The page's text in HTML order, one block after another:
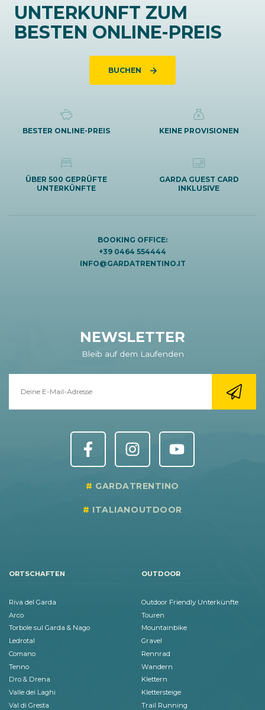
UNTERKUNFT ZUM
BESTEN ONLINE-PREIS
BUCHEN
BESTER ONLINE-PREIS KEINE PROVISIONEN
ÜBER 500 GEPRÜFTE
UNTERKÜNFTE
GARDA GUEST CARD
INKLUSIVE
BOOKING OFFICE:
+39 0464 554444
INFO@GARDATRENTINO.IT
NEWSLETTER
Bleib auf dem Laufenden
GARDATRENTINO
ITALIANOUTDOOR
ORTSCHAFTEN
Riva del Garda
Arco
Torbole sul Garda & Nago
Ledrotal
Comano
Tenno
Dro & Drena
Valle dei Laghi
Val di Gresta
OUTDOOR
Outdoor Friendly Unterkünfte
Touren
Mountainbike
Gravel
Rennrad
Wandern
Klettern
Klettersteige
Trail Running